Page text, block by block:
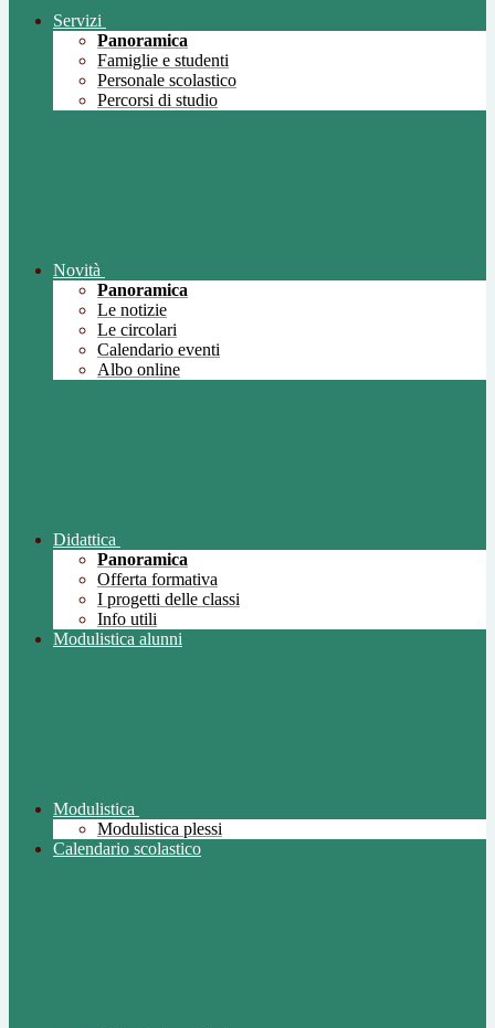
Servizi
Panoramica
Famiglie e studenti
Personale scolastico
Percorsi di studio
Novità
Panoramica
Le notizie
Le circolari
Calendario eventi
Albo online
Didattica
Panoramica
Offerta formativa
I progetti delle classi
Info utili
Modulistica alunni
Modulistica
Modulistica plessi
Calendario scolastico